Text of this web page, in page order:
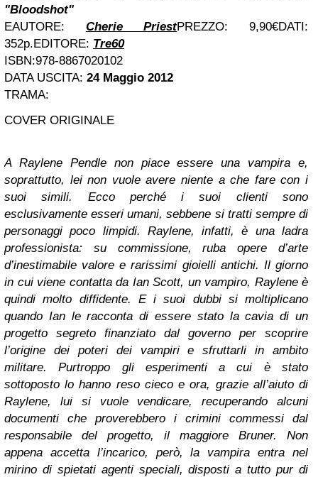
"Bloodshot"
EAUTORE: Cherie PriestPREZZO: 9,90€DATI:
352p.EDITORE: Tre60
ISBN:978-8867020102
DATA USCITA: 24 Maggio 2012
TRAMA:
COVER ORIGINALE
A Raylene Pendle non piace essere una vampira e,
soprattutto, lei non vuole avere niente a che fare con i
suoi simili. Ecco perché i suoi clienti sono
esclusivamente esseri umani, sebbene si tratti sempre di
personaggi poco limpidi. Raylene, infatti, è una ladra
professionista: su commissione, ruba opere d’arte
d’inestimabile valore e rarissimi gioielli antichi. Il giorno
in cui viene contatta da Ian Scott, un vampiro, Raylene è
quindi molto diffidente. E i suoi dubbi si moltiplicano
quando Ian le racconta di essere stato la cavia di un
progetto segreto finanziato dal governo per scoprire
l’origine dei poteri dei vampiri e sfruttarli in ambito
militare. Purtroppo gli esperimenti a cui è stato
sottoposto lo hanno reso cieco e ora, grazie all’aiuto di
Raylene, lui si vuole vendicare, recuperando alcuni
documenti che proverebbero i crimini commessi dal
responsabile del progetto, il maggiore Bruner. Non
appena accetta l’incarico, però, la vampira entra nel
mirino di spietati agenti speciali, disposti a tutto pur di